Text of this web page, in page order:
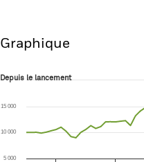
Graphique
Depuis le lancement
The chart has 1 X axis displaying
The chart has 1 Y axis displaying
Depuis le lancement
5 000
10 000
15 000